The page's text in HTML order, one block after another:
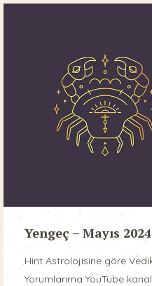
Yengeç – Mayıs 2024
Hint Astrolojisine göre
Yorumlarıma YouTube